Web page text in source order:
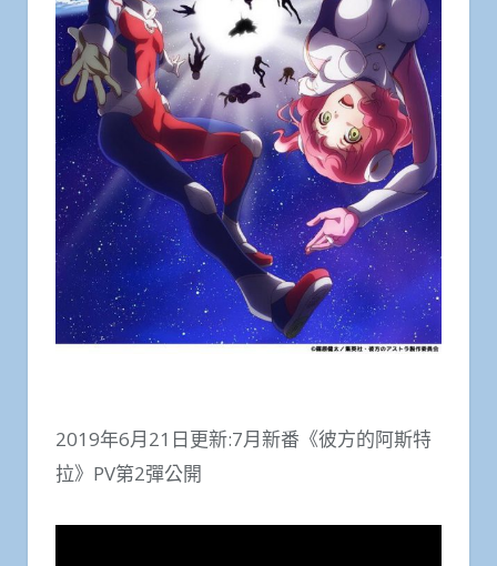
2019年6月21日更新:7月新番《彼方的阿斯特
拉》PV第2彈公開